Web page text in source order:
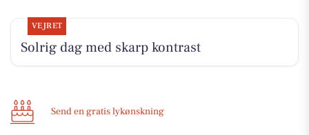
VEJRET
Solrig dag med skarp kontrast
Send en gratis lykønskning